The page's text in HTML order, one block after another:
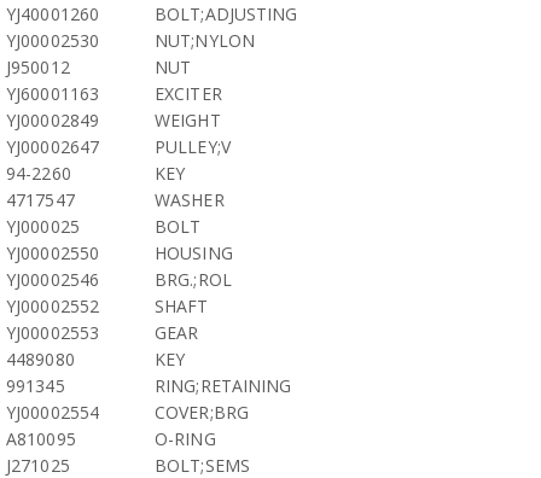
YJ40001260
BOLT;ADJUSTING
YJ00002530
NUT;NYLON
J950012
NUT
YJ60001163
EXCITER
YJ00002849
WEIGHT
YJ00002647
PULLEY;V
94-2260
KEY
4717547
WASHER
YJ000025
BOLT
YJ00002550
HOUSING
YJ00002546
BRG.;ROL
YJ00002552
SHAFT
YJ00002553
GEAR
4489080
KEY
991345
RING;RETAINING
YJ00002554
COVER;BRG
A810095
O-RING
J271025
BOLT;SEMS